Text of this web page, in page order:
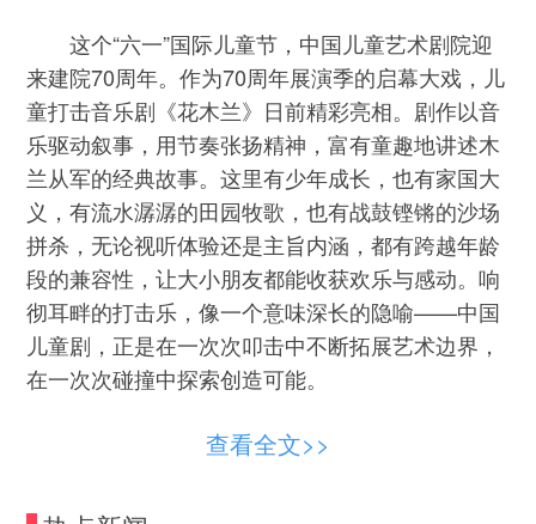
这个“六一”国际儿童节，中国儿童艺术剧院迎
来建院70周年。作为70周年展演季的启幕大戏，儿
童打击音乐剧《花木兰》日前精彩亮相。剧作以音
乐驱动叙事，用节奏张扬精神，富有童趣地讲述木
兰从军的经典故事。这里有少年成长，也有家国大
义，有流水潺潺的田园牧歌，也有战鼓铿锵的沙场
拼杀，无论视听体验还是主旨内涵，都有跨越年龄
段的兼容性，让大小朋友都能收获欢乐与感动。响
彻耳畔的打击乐，像一个意味深长的隐喻——中国
儿童剧，正是在一次次叩击中不断拓展艺术边界，
在一次次碰撞中探索创造可能。
当下的儿童剧市场，蓬勃发展、生机盎然，但
亲子消费热催生大量主打“互动”“沉浸”“遛娃”的剧场
查看全文>>